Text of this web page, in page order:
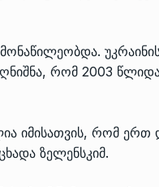
რომ 2003
იმისათვის, რომ
ზელენსკიმ.